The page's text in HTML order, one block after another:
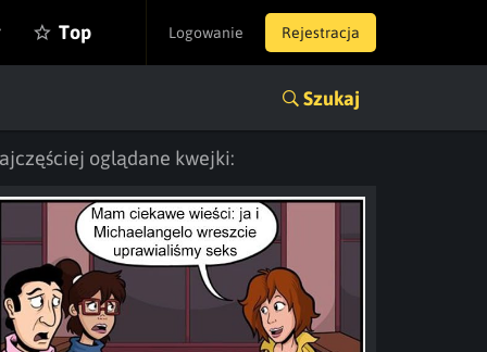
Logowanie Rejestracja
Top
Szukaj
oglądane kwejki: